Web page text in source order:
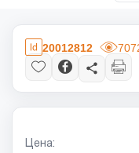
20012812
Цена: